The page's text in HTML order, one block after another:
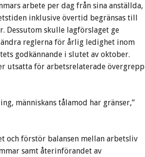
arbete per dag från sina anställda,
inklusive övertid begränsas till
Dessutom skulle lagförslaget ge
reglerna för årlig ledighet inom
godkännande i slutet av oktober.
utsatta för arbetsrelaterade övergrepp
människans tålamod har gränser,”
och förstör balansen mellan arbetsliv
samt återinförandet av